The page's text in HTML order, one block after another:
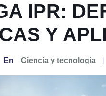
IPR:
Y
En Ciencia y tecnología